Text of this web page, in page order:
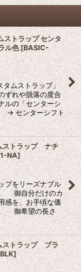
ストラップ センタ
ル色[BASIC-
ムストラップ」
ずれや脱落の度合
ルの「センターシ
→ センターシフト
ストラップ ナチ
NA]
をリーズナブル
御自分だけのカ
感を、お手頃な価
御希望の長さ
ストラップ ブラ
]